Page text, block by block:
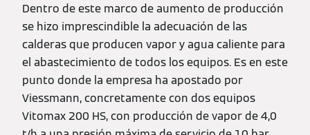
Dentro de este marco de aumento de producción
se hizo imprescindible la adecuación de las
calderas que producen vapor y agua caliente para
el abastecimiento de todos los equipos. Es en este
punto donde la empresa ha apostado por
Viessmann, concretamente con dos equipos
Vitomax 200 HS, con producción de vapor de 4,0